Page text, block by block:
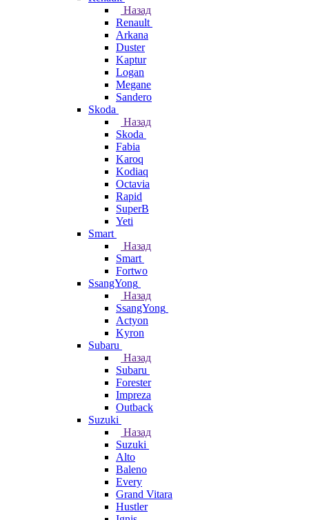
Назад
Renault
Arkana
Duster
Kaptur
Logan
Megane
Sandero
Skoda
Назад
Skoda
Fabia
Karoq
Kodiaq
Octavia
Rapid
SuperB
Yeti
Smart
Назад
Smart
Fortwo
SsangYong
Назад
SsangYong
Actyon
Kyron
Subaru
Назад
Subaru
Forester
Impreza
Outback
Suzuki
Назад
Suzuki
Alto
Baleno
Every
Grand Vitara
Hustler